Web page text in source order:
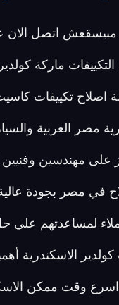
مبيسقعش اتصل الان
ماركة
اصلاح تكييفات
مصر العربية
على مهندسين
في مصر بجودة
لمساعدتهم علي
الاسكندرية
وقت ممكن